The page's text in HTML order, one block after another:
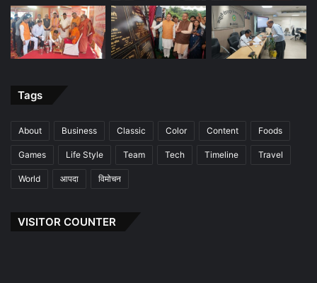
Tags
About Business Classic Color Content Foods
Games Life Style Team Tech Timeline Travel
World आपदा विमोचन
VISITOR COUNTER